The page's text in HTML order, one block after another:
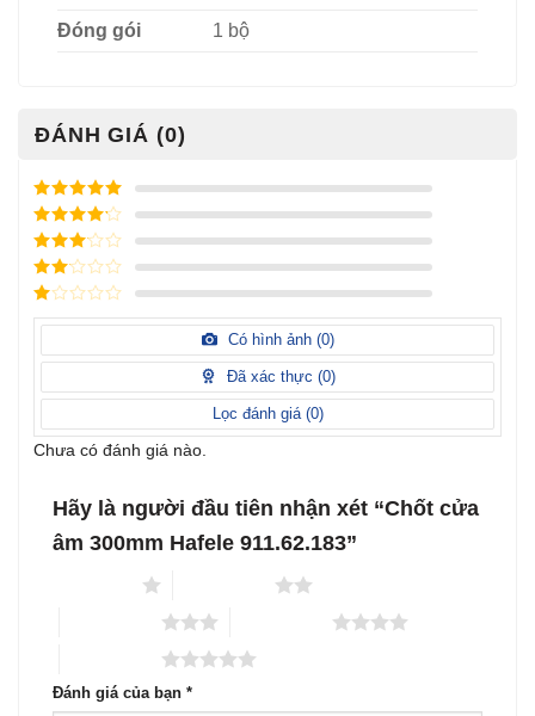
Đóng gói 1 bộ
ĐÁNH GIÁ (0)
Được xếp
hạng
5
sao
Được xếp
hạng
sao
Được
xếp
hạng3
5 sao
Được
hạng
sao
Được
1
sao
Có hình ảnh (0)
Đã xác thực (0)
Lọc đánh giá (0)
Chưa có đánh giá nào.
Hãy là người đầu tiên nhận xét “Chốt cửa
âm 300mm Hafele 911.62.183”
Đánh giá của bạn *